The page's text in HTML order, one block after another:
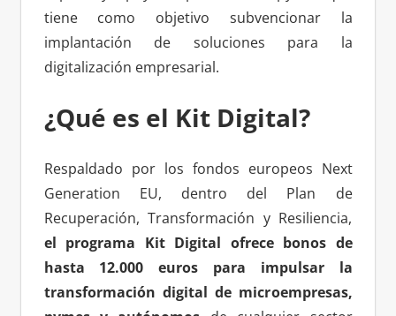
tiene como objetivo subvencionar la
implantación de soluciones para la
digitalización empresarial.
¿Qué es el Kit Digital?
Respaldado por los fondos europeos Next
Generation EU, dentro del Plan de
Recuperación, Transformación y Resiliencia,
el programa Kit Digital ofrece bonos de
hasta 12.000 euros para impulsar la
transformación digital de microempresas,